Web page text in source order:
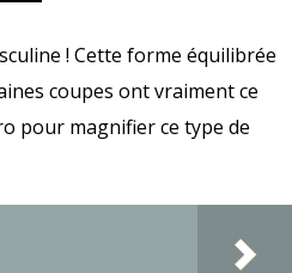
! Cette forme équilibrée
coupes ont vraiment ce
pour magnifier ce type de